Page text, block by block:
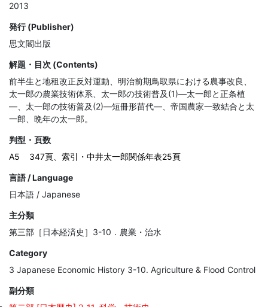
2013
発行 (Publisher)
思文閣出版
解題・目次 (Contents)
前半生と地租改正反対運動、明治前期鳥取県における農事改良、
太一郎の農業技術体系、太一郎の技術普及(1)―太一郎と正条植
―、太一郎の技術普及(2)―短冊形苗代―、帝国農家一致結合と太
一郎、晩年の太一郎。
判型・頁数
A5
347頁、索引・中井太一郎関係年表25頁
言語 / Language
日本語 / Japanese
主分類
第三部［日本経済史］3-10．農業・治水
Category
3 Japanese Economic History 3-10. Agriculture & Flood Control
副分類